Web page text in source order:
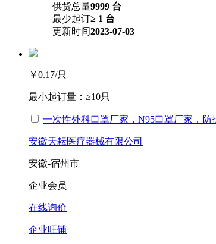
供货总量9999 台
最少起订≥ 1 台
更新时间2023-07-03
￥0.17/只
最小起订量： ≥10只
一次性外科口罩厂家，N95口罩厂家，防
安徽天耘医疗器械有限公司
安徽-宿州市
企业会员
在线询价
企业旺铺